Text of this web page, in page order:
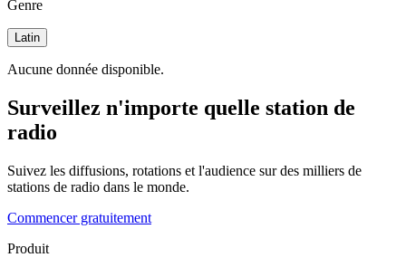
Genre
Latin
Aucune donnée disponible.
Surveillez n'importe quelle station de
radio
Suivez les diffusions, rotations et l'audience sur des milliers de
stations de radio dans le monde.
Commencer gratuitement
Produit